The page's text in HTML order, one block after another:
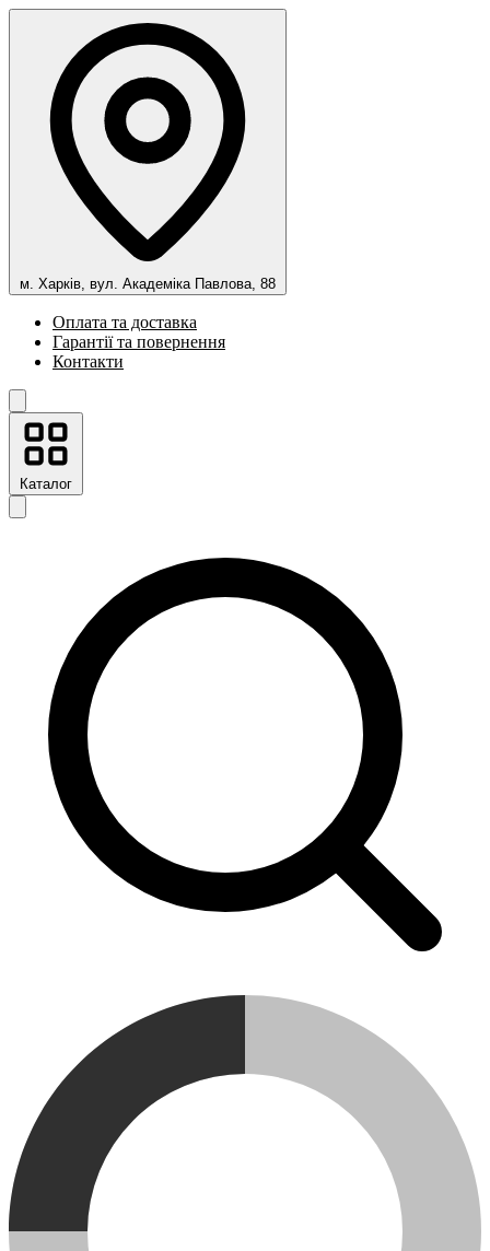
м. Харків, вул. Академіка Павлова, 88
Оплата та доставка
Гарантії та повернення
Контакти
Каталог